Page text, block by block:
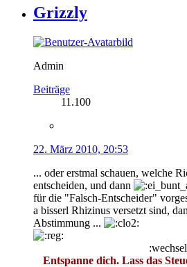
Grizzly
Admin
Beiträge
11.100
22. März 2010, 20:53
... oder erstmal schauen, welche
entscheiden, und dann
für die "Falsch-Entscheider"
a bisserl Rhizinus versetzt sind,
Abstimmung ...
Entspanne dich. Lass das